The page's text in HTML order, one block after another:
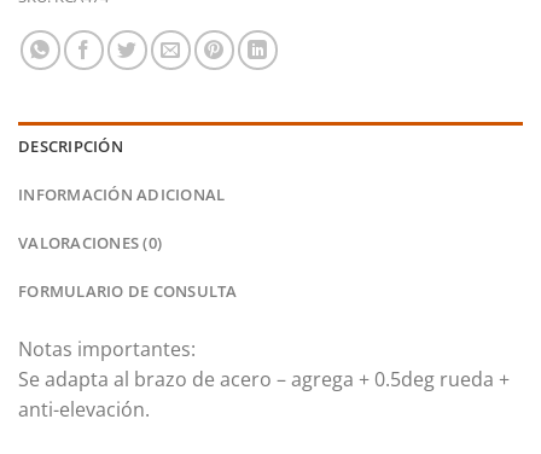
DESCRIPCIÓN
INFORMACIÓN ADICIONAL
VALORACIONES (0)
FORMULARIO DE CONSULTA
Notas importantes:
Se adapta al brazo de acero – agrega + 0.5deg rueda +
anti-elevación.